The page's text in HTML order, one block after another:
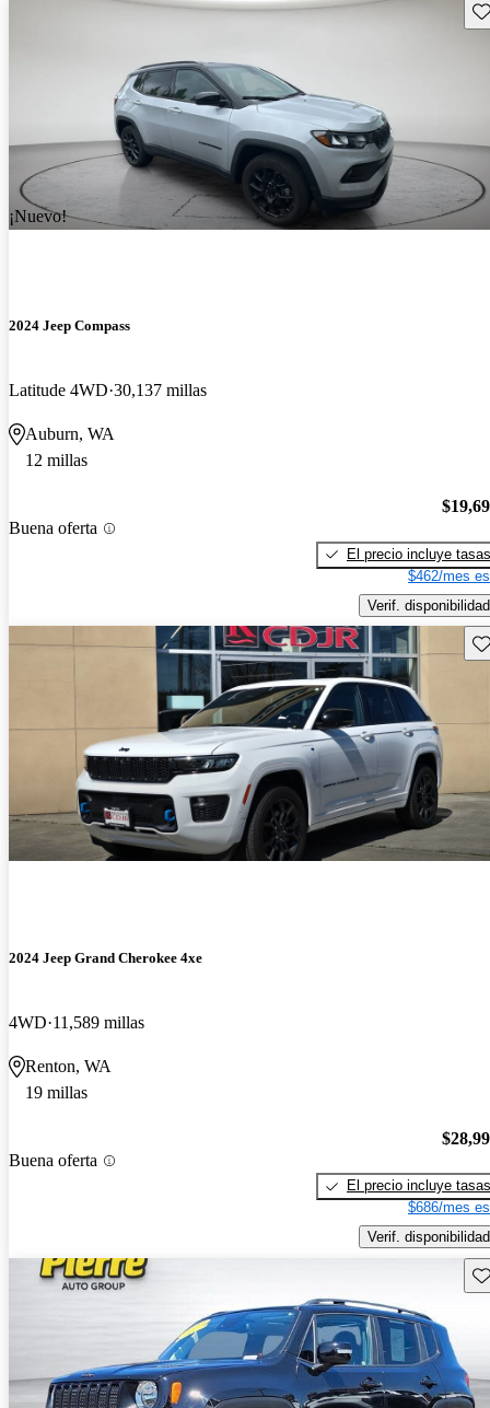
¡Nuevo!
2024 Jeep Compass
Latitude 4WD 30,137 millas
Auburn, WA
12 millas
Buena oferta
El precio incluye tasas
$462/mes
Verif. disponibilidad
2024 Jeep Grand Cherokee 4xe
4WD 11,589 millas
Renton, WA
19 millas
Buena oferta
El precio incluye tasas
$686/mes
Verif. disponibilidad